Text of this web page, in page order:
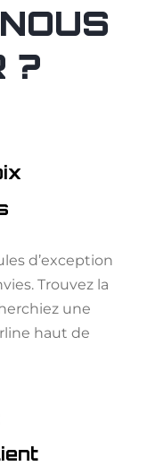
?
d’exception
Trouvez la
une
haut de